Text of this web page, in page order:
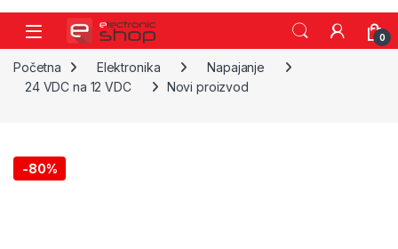
Skip to navigation
Skip to content
0
Početna Elektronika
Napajanje
24 VDC na 12 VDC
Novi proizvod
-80%